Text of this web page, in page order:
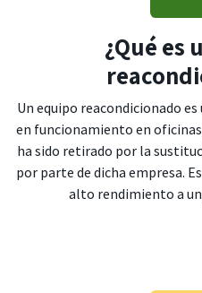
¿Qué es
Un equipo reacondicionado es
en funcionamiento en
ha sido retirado por la
por parte de dicha empresa.
alto rendimiento a